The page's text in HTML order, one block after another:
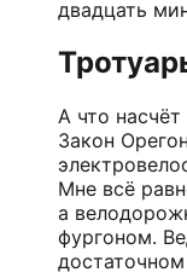
двадцать
А что
Закон
Мне всё
а
фургоном.